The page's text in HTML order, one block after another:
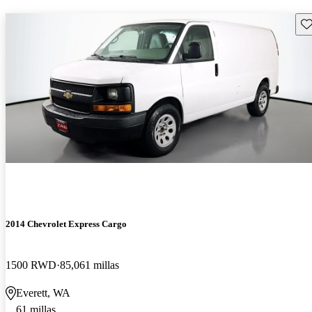
2014 Chevrolet Express Cargo
1500 RWD 85,061 millas
Everett, WA